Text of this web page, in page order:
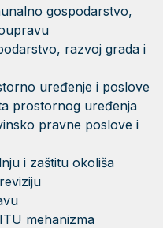
gospodarstvo,
razvoj grada i
uređenje i poslove
prostornog uređenja
pravne poslove i
i zaštitu okoliša
mehanizma